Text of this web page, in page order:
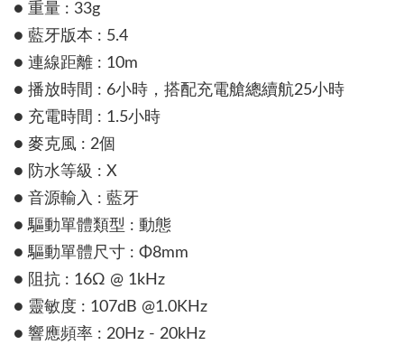
● 重量 : 33g
● 藍牙版本 : 5.4
● 連線距離 : 10m
● 播放時間 : 6小時，搭配充電艙總續航25小時
● 充電時間 : 1.5小時
● 麥克風 : 2個
● 防水等級 : X
● 音源輸入 : 藍牙
● 驅動單體類型 : 動態
● 驅動單體尺寸 : Φ8mm
● 阻抗 : 16Ω @ 1kHz
● 靈敏度 : 107dB @1.0KHz
● 響應頻率 : 20Hz - 20kHz